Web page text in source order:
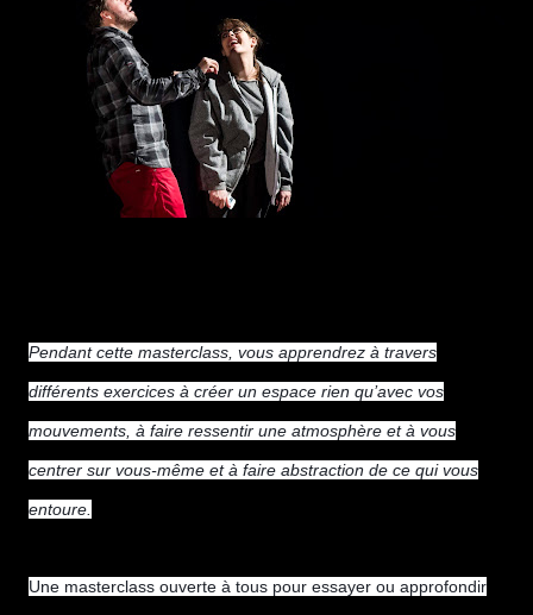
Pendant cette masterclass, vous apprendrez à travers
différents exercices à créer un espace rien qu’avec vos
mouvements, à faire ressentir une atmosphère et à vous
centrer sur vous-même et à faire abstraction de ce qui vous
entoure.
Une masterclass ouverte à tous pour essayer ou approfondir